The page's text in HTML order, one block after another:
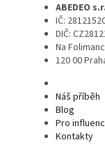
ABEDEO
IČ:
DIČ:
Na
120 00
Náš příběh
Blog
Pro
Kontakty